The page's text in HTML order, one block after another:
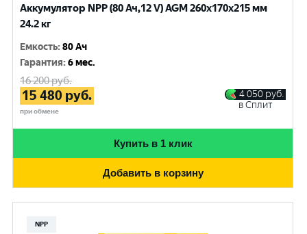
Аккумулятор NPP (80 Ач,12 V) AGM 260x170x215 мм
24.2 кг
Емкость:80 Ач
Гарантия:6 мес.
16 200руб.
15 480 руб.
при обмене
4 050 руб.
в Сплит
Купить в 1 клик
Добавить в корзину
NPP